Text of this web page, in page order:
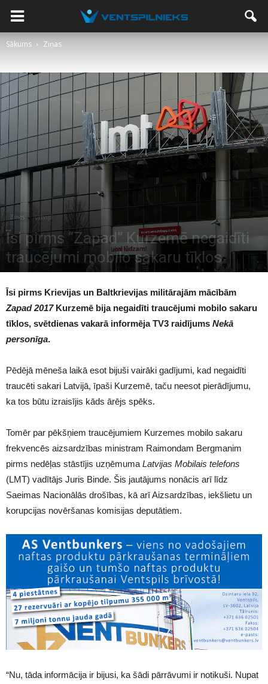
Sākums Ziņas
Ziņas Latvijā
Īsi pirms “Zapad” Kurzemē negaidīti
traucējumi mobilo sakaru tīklos
Īsi pirms Krievijas un Baltkrievijas militārajām mācībām
Zapad 2017Kurzemē bija negaidīti traucējumi mobilo sakaru
tīklos, svētdienas vakarā informēja TV3 raidījums Nekā
personīga.
Pēdējā mēneša laikā esot bijuši vairāki gadījumi, kad negaidīti
traucēti sakari Latvijā, īpaši Kurzemē, taču neesot pierādījumu,
ka tos būtu izraisījis kāds ārējs spēks.
Tomēr par pēkšņiem traucējumiem Kurzemes mobilo sakaru
frekvencēs aizsardzības ministram Raimondam Bergmanim
pirms nedēļas stāstījis uzņēmuma Latvijas Mobilais telefons
(LMT) vadītājs Juris Binde. Šis jautājums nonācis arī līdz
Saeimas Nacionālās drošības, kā arī Aizsardzības, iekšlietu un
korupcijas novēršanas komisijas deputātiem.
“Nu, tāda informācija ir bijusi, ka šādi pārrāvumi ir notikuši. Nupat